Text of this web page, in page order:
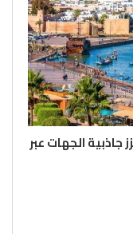
الجهات عبر